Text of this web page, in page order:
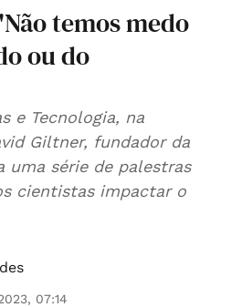
temos medo
ou do
e Tecnologia, na
Giltner, fundador da
uma série de palestras
cientistas impactar o
07:14